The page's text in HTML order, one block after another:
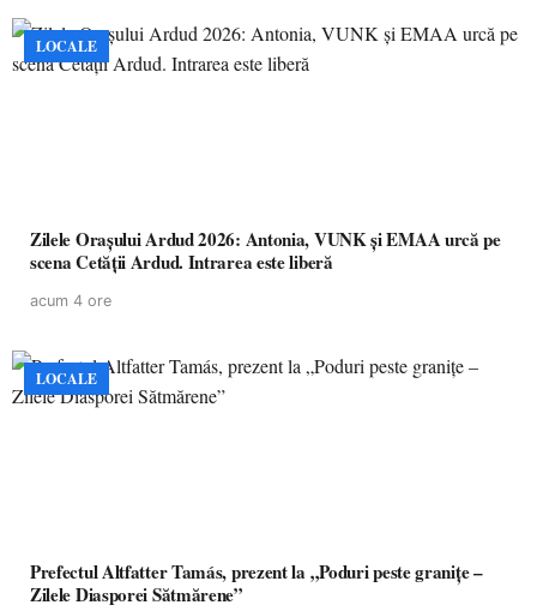
LOCALE
Zilele Orașului Ardud 2026: Antonia, VUNK și EMAA urcă pe
scena Cetății Ardud. Intrarea este liberă
acum 4 ore
LOCALE
Prefectul Altfatter Tamás, prezent la „Poduri peste granițe –
Zilele Diasporei Sătmărene”